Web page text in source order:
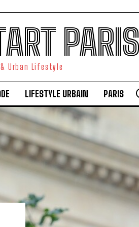
PARIS
Urban Lifestyle
LIFESTYLE URBAIN PARIS